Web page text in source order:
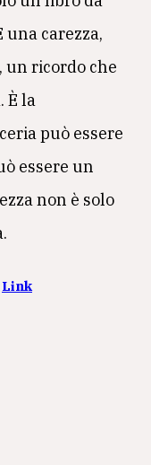
una carezza,
un ricordo che
È la
può essere
essere un
non è solo
Link